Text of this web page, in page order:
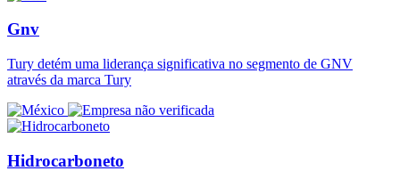
Gnv
Tury detém uma liderança significativa no segmento de GNV
através da marca Tury
Hidrocarboneto